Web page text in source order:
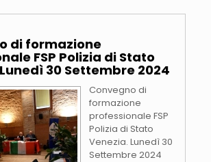
di formazione
FSP Polizia di Stato
30 Settembre 2024
Convegno di
formazione
professionale FSP
Polizia di Stato
Venezia. Lunedì 30
Settembre 2024